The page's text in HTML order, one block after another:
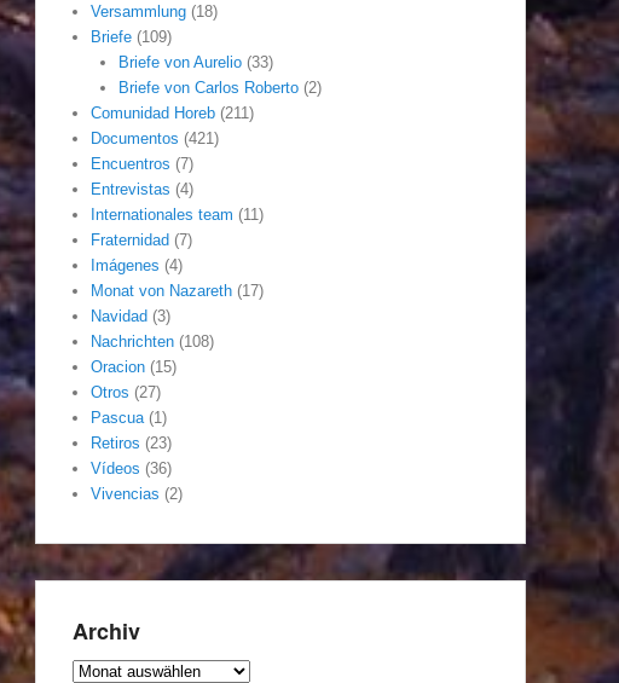
Versammlung (18)
Briefe (109)
Briefe von Aurelio(33)
Briefe von Carlos Roberto(2)
Comunidad Horeb (211)
Documentos (421)
Encuentros (7)
Entrevistas (4)
Internationales team (11)
Fraternidad (7)
Imágenes (4)
Monat von Nazareth (17)
Navidad (3)
Nachrichten (108)
Oracion (15)
Otros (27)
Pascua(1)
Retiros (23)
Vídeos (36)
Vivencias (2)
Archiv
Archiv